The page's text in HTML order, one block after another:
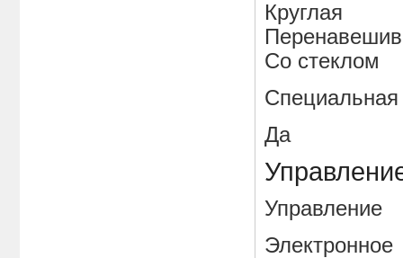
Круглая
Со стеклом
Да
Электронное